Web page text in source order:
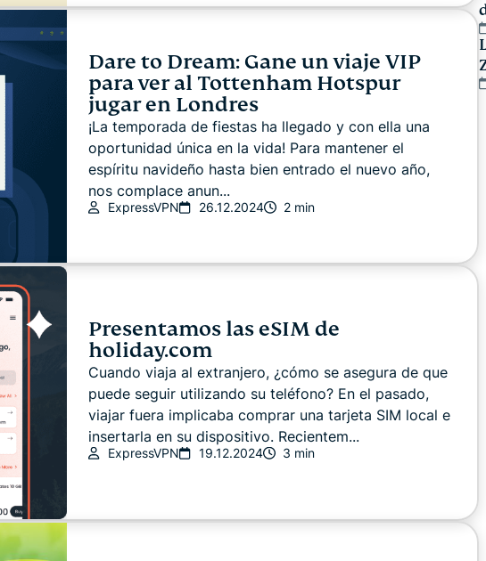
Dare to Dream: Gane un viaje VIP
para ver al Tottenham Hotspur
jugar en Londres
¡La temporada de fiestas ha llegado y con ella una
oportunidad única en la vida! Para mantener el
espíritu navideño hasta bien entrado el nuevo año,
nos complace anun...
ExpressVPN 26.12.2024 2 min
Presentamos las eSIM de
holiday.com
Cuando viaja al extranjero, ¿cómo se asegura de que
puede seguir utilizando su teléfono? En el pasado,
viajar fuera implicaba comprar una tarjeta SIM local e
insertarla en su dispositivo. Recientem...
ExpressVPN 19.12.2024 3 min